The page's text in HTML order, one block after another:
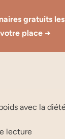
gratuits
votre place →
avec la
lecture